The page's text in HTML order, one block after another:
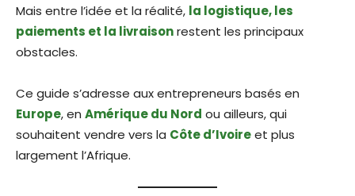
Mais entre l’idée et la réalité, la logistique, les
paiements et la livraisonrestent les principaux
obstacles.
Ce guide s’adresse aux entrepreneurs basés en
Europe, en Amérique du Nord ou ailleurs, qui
souhaitent vendre vers la Côte d’Ivoireet plus
largement l’Afrique.